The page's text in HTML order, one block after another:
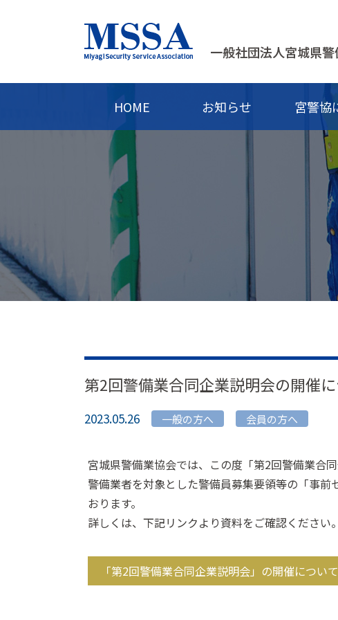
HOME お知らせ 宮警協
宮警協とは
警備について知ろう 護身教室のご案内
警備員の教育と資格
警備の仕事について 警備員になる
第2回警備業合同企業説明会の開催
2023.05.26 一般の方へ 会員の方へ
宮城県警備業協会では、この度「第2回警備業合
警備業者を対象とした警備員募集要領等の「事
おります。
詳しくは、下記リンクより資料をご確認ください。
「第2回警備業合同企業説明会」の開催について